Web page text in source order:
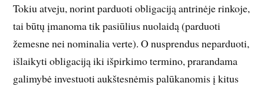
Tokiu atveju, norint parduoti obligaciją antrinėje rinkoje,
tai būtų įmanoma tik pasiūlius nuolaidą (parduoti
žemesne nei nominalia verte). O nusprendus neparduoti,
išlaikyti obligaciją iki išpirkimo termino, prarandama
galimybė investuoti aukštesnėmis palūkanomis į kitus